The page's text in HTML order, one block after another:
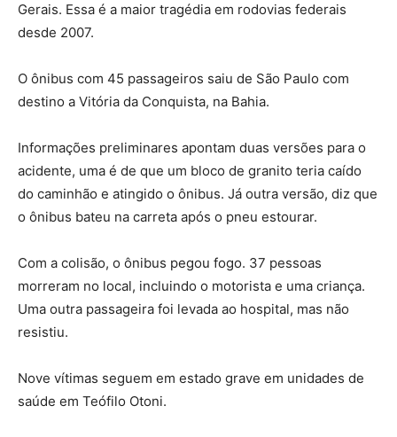
Gerais. Essa é a maior tragédia em rodovias federais
desde 2007.
O ônibus com 45 passageiros saiu de São Paulo com
destino a Vitória da Conquista, na Bahia.
Informações preliminares apontam duas versões para o
acidente, uma é de que um bloco de granito teria caído
do caminhão e atingido o ônibus. Já outra versão, diz que
o ônibus bateu na carreta após o pneu estourar.
Com a colisão, o ônibus pegou fogo. 37 pessoas
morreram no local, incluindo o motorista e uma criança.
Uma outra passageira foi levada ao hospital, mas não
resistiu.
Nove vítimas seguem em estado grave em unidades de
saúde em Teófilo Otoni.